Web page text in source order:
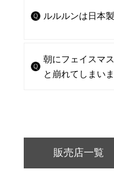
ルルルンは日本
朝にフェイスマ
と崩れてしまい
販売店一覧